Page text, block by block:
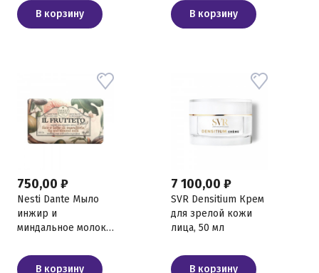
В корзину В корзину
750,00 ₽
Nesti Dante Мыло
инжир и
миндальное молоко,
В корзину
7 100,00 ₽
SVR Densitium Крем
для зрелой кожи
лица, 50 мл
В корзину